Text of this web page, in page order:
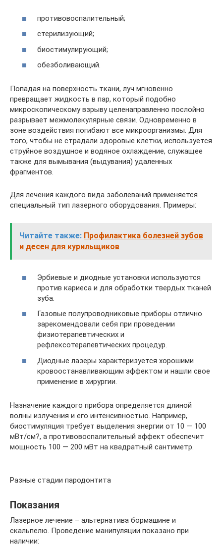
противовоспалительный;
стерилизующий;
биостимулирующий;
обезболивающий.
Попадая на поверхность ткани, луч мгновенно
превращает жидкость в пар, который подобно
микроскопическому взрыву целенаправленно послойно
разрывает межмолекулярные связи. Одновременно в
зоне воздействия погибают все микроорганизмы. Для
того, чтобы не страдали здоровые клетки, используется
струйное воздушное и водяное охлаждение, служащее
также для вымывания (выдувания) удаленных
фрагментов.
Для лечения каждого вида заболеваний применяется
специальный тип лазерного оборудования. Примеры:
Читайте также: Профилактика болезней зубов
и десен для курильщиков
Эрбиевые и диодные установки используются
против кариеса и для обработки твердых тканей
зуба.
Газовые полупроводниковые приборы отлично
зарекомендовали себя при проведении
физиотерапевтических и
рефлексотерапевтических процедур.
Диодные лазеры характеризуется хорошими
кровоостанавливающим эффектом и нашли свое
применение в хирургии.
Назначение каждого прибора определяется длиной
волны излучения и его интенсивностью. Например,
биостимуляция требует выделения энергии от 10 — 100
мВт/см?, а противовоспалительный эффект обеспечит
мощность 100 — 200 мВт на квадратный сантиметр.
Разные стадии пародонтита
Показания
Лазерное лечение – альтернатива бормашине и
скальпелю. Проведение манипуляции показано при
наличии: